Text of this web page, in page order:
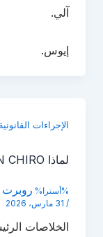
آلي.
إيوس.
الإجراءات القانونية
لماذا ICAN CHIRO لحالات حوادث السيارات
%أسترا% روبرت
/ 31 مارس، 2026
الخلاصات